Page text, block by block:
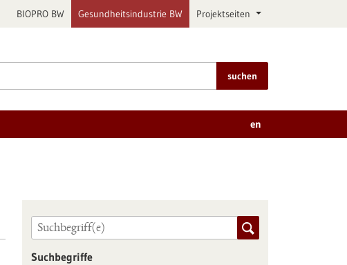
BIOPRO BW Gesundheitsindustrie BW Projektseiten
suchen
en
Suchbegriffe